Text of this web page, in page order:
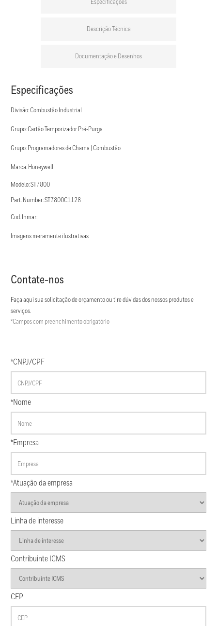
Especificações
Descrição Técnica
Documentação e Desenhos
Especificações
Divisão: Combustão Industrial
Grupo: Cartão Temporizador Pré-Purga
Grupo: Programadores de Chama | Combustão
Marca: Honeywell
Modelo: ST7800
Part. Number: ST7800C1128
Cod. Inmar:
Imagens meramente ilustrativas
Contate-nos
Faça aqui sua solicitação de orçamento ou tire dúvidas dos nossos produtos e
serviços.
*Campos com preenchimento obrigatório
*CNPJ/CPF
*Nome
*Empresa
*Atuação da empresa
Linha de interesse
Contribuinte ICMS
CEP